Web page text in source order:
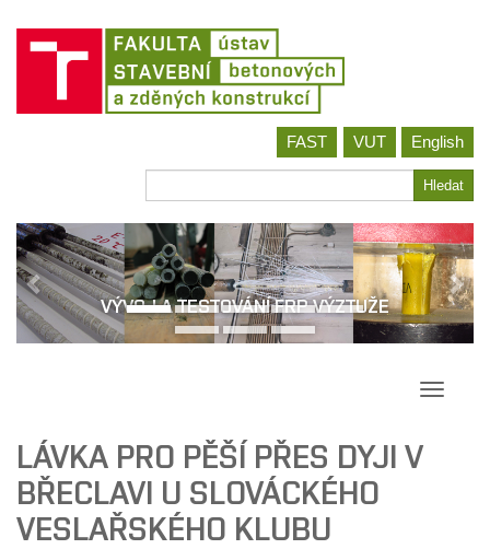
FAST VUT
English
Hledat
VÝVOJ A TESTOVÁNÍ FRP VÝZTUŽE
LÁVKA PRO PĚŠÍ PŘES DYJI V
BŘECLAVI U SLOVÁCKÉHO
VESLAŘSKÉHO KLUBU